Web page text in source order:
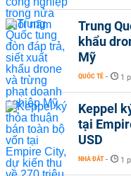
Trung
khẩu
Mỹ
QUỐC TẾ - 1
Keppel
tại
USD
NHÀ ĐẤT - 1